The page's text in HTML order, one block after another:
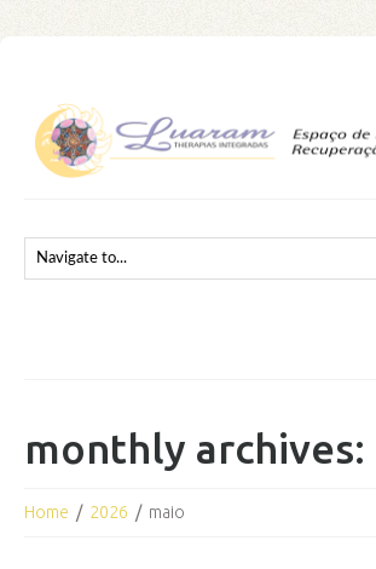
monthly archives:
Home 2026 maio